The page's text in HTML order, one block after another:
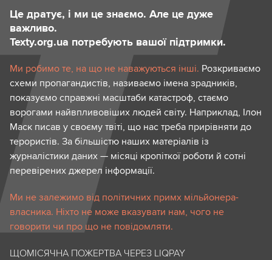
Це дратує, і ми це знаємо. Але це дуже
важливо.
Texty.org.ua потребують вашої підтримки.
Ми робимо те, на що не наважуються інші. Розкриваємо
схеми пропагандистів, називаємо імена зрадників,
показуємо справжні масштаби катастроф, стаємо
ворогами найвпливовіших людей світу. Наприклад, Ілон
Маск писав у своєму твіті, що нас треба прирівняти до
терористів. За більшістю наших матеріалів із
журналістики даних — місяці кропіткої роботи й сотні
перевірених джерел інформації.
Ми не залежимо від політичних примх мільйонера-
власника. Ніхто не може вказувати нам, чого не
говорити чи про що не повідомляти.
ЩОМІСЯЧНА ПОЖЕРТВА ЧЕРЕЗ LIQPAY